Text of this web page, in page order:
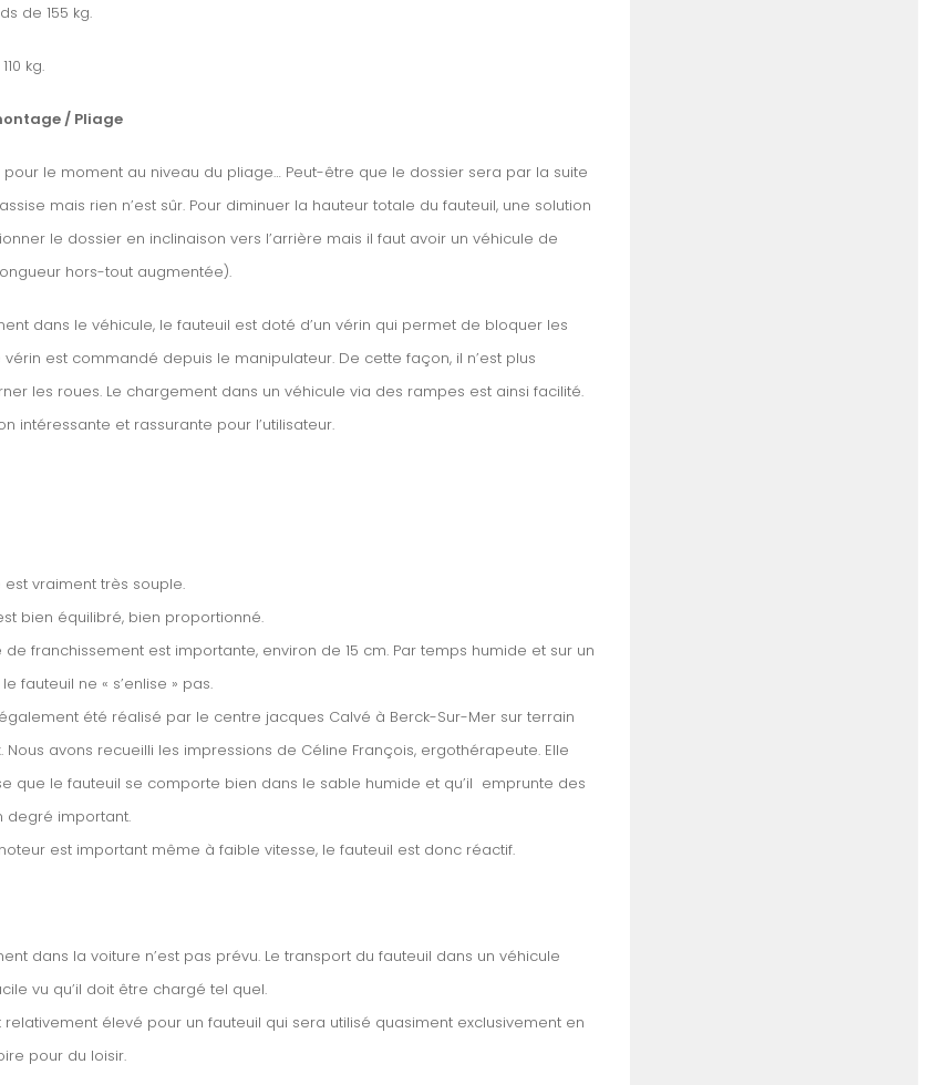
de 155 kg.
kg.
/ Pliage
pour le moment au niveau du pliage… Peut-être que le dossier sera par la suite
mais rien n’est sûr. Pour diminuer la hauteur totale du fauteuil, une solution
le dossier en inclinaison vers l’arrière mais il faut avoir un véhicule de
hors-tout augmentée).
dans le véhicule, le fauteuil est doté d’un vérin qui permet de bloquer les
vérin est commandé depuis le manipulateur. De cette façon, il n’est plus
les roues. Le chargement dans un véhicule via des rampes est ainsi facilité.
intéressante et rassurante pour l’utilisateur.
est vraiment très souple.
bien équilibré, bien proportionné.
de franchissement est importante, environ de 15 cm. Par temps humide et sur un
fauteuil ne « s’enlise » pas.
été réalisé par le centre jacques Calvé à Berck-Sur-Mer sur terrain
Nous avons recueilli les impressions de Céline François, ergothérapeute. Elle
que le fauteuil se comporte bien dans le sable humide et qu’il emprunte des
degré important.
est important même à faible vitesse, le fauteuil est donc réactif.
dans la voiture n’est pas prévu. Le transport du fauteuil dans un véhicule
vu qu’il doit être chargé tel quel.
relativement élevé pour un fauteuil qui sera utilisé quasiment exclusivement en
pour du loisir.